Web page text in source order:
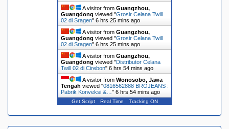
A visitor from Guangzhou,
Guangdong viewed "Grosir Celana Twill
02 di Sragen" 6 hrs 25 mins ago
A visitor from Guangzhou,
Guangdong viewed "Grosir Celana Twill
02 di Sragen" 6 hrs 25 mins ago
A visitor from Guangzhou,
Guangdong viewed "Distributor Celana
Twill 02 di Cirebon" 6 hrs 54 mins ago
A visitor from Wonosobo, Jawa
Tengah viewed "0816562888 BROJEANS :
Pabrik Konveksi &… " 6 hrs 54 mins ago
Get Script Real Time Tracking ON